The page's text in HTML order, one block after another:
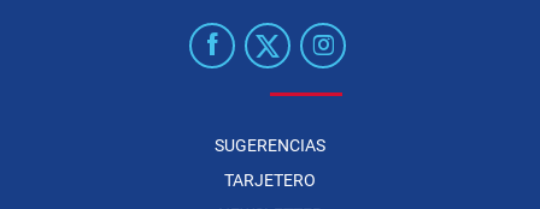
SUGERENCIAS
TARJETERO